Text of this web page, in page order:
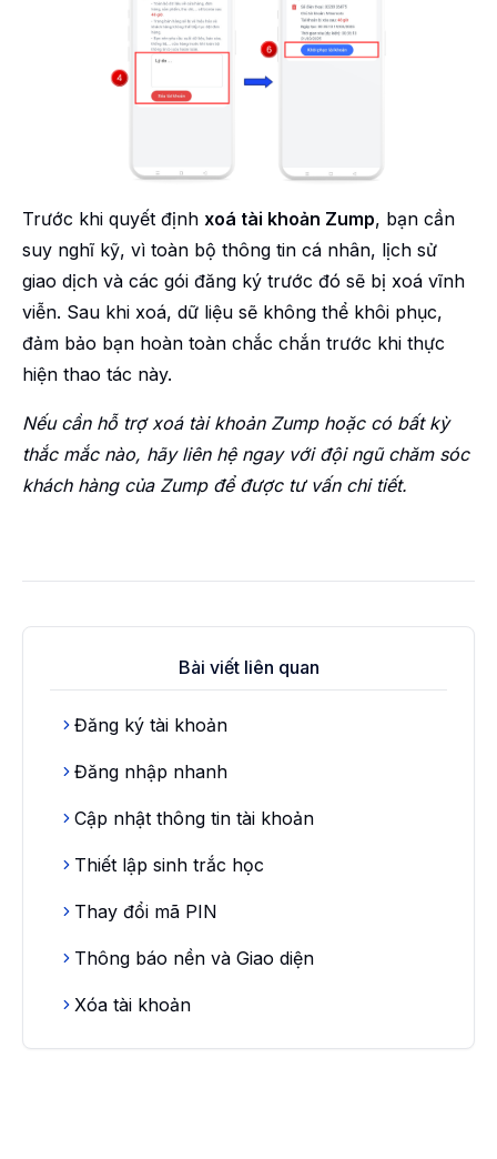
Trước khi quyết định xoá tài khoản Zump, bạn cần
suy nghĩ kỹ, vì toàn bộ thông tin cá nhân, lịch sử
giao dịch và các gói đăng ký trước đó sẽ bị xoá vĩnh
viễn. Sau khi xoá, dữ liệu sẽ không thể khôi phục,
đảm bảo bạn hoàn toàn chắc chắn trước khi thực
hiện thao tác này.
Nếu cần hỗ trợ xoá tài khoản Zump hoặc có bất kỳ
thắc mắc nào, hãy liên hệ ngay với đội ngũ chăm sóc
khách hàng của Zump để được tư vấn chi tiết.
Bài viết liên quan
Đăng ký tài khoản
Đăng nhập nhanh
Cập nhật thông tin tài khoản
Thiết lập sinh trắc học
Thay đổi mã PIN
Thông báo nền và Giao diện
Xóa tài khoản